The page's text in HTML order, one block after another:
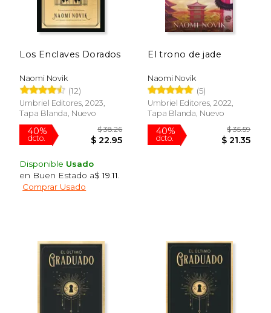
50%
Los Enclaves Dorados
Naomi Novik
(12)
Umbriel Editores, 2023,
Tapa Blanda, Nuevo
Disponible Usado
en Buen Estado a$ 19.11
Comprar Usado
El trono de jade
Naomi Novik
(5)
Umbriel Editores, 2022,
Tapa Blanda, Nuevo